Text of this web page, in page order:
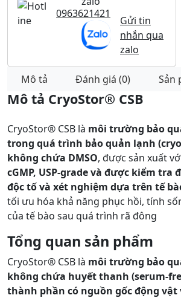
0963621421
Gửi tin
nhắn qua
zalo
Mô tả Đánh giá (0) Sản
Mô tả CryoStor® CSB
CryoStor® CSB là môi trường bảo
trong quá trình bảo quản lạnh
không chứa DMSO, được sản xuất
cGMP, USP-grade và được kiểm tra
độc tố và xét nghiệm dựa trên tế
tối ưu hóa khả năng phục hồi, tính
của tế bào sau quá trình rã đông
Tổng quan sản phẩm
CryoStor® CSB là môi trường bảo
không chứa huyết thanh (serum-
thành phần có nguồn gốc động vật